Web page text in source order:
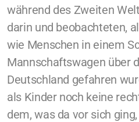
während des Zweiten
darin und beobachteten,
wie Menschen in einem
Mannschaftswagen über
Deutschland gefahren
als Kinder noch keine
dem, was da vor sich